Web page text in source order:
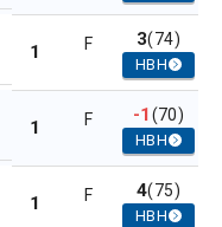
1 F 3(74)
HBH
1 F -1(70)
HBH
1 F 4(75)
HBH